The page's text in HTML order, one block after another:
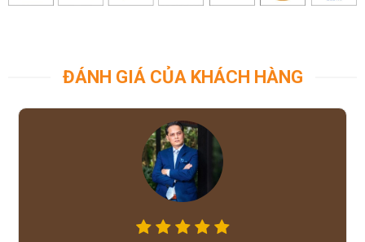
ĐÁNH GIÁ CỦA KHÁCH HÀNG